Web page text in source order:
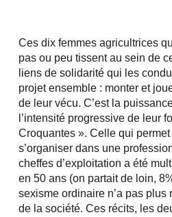
Ces dix femmes agricultrices
pas ou peu tissent au sein de
liens de solidarité qui les
projet ensemble : monter et
de leur vécu. C’est la
l’intensité progressive de leur
Croquantes ». Celle qui
s’organiser dans une
cheffes d’exploitation a été
en 50 ans (on partait de loin,
sexisme ordinaire n’a pas plus
de la société. Ces récits, les